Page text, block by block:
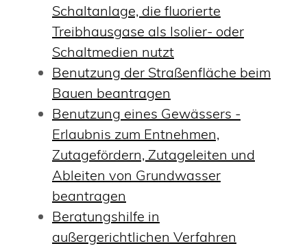
Schaltanlage, die fluorierte
Treibhausgase als Isolier- oder
Schaltmedien nutzt
Benutzung der Straßenfläche beim
Bauen beantragen
Benutzung eines Gewässers -
Erlaubnis zum Entnehmen,
Zutagefördern, Zutageleiten und
Ableiten von Grundwasser
beantragen
Beratungshilfe in
außergerichtlichen Verfahren